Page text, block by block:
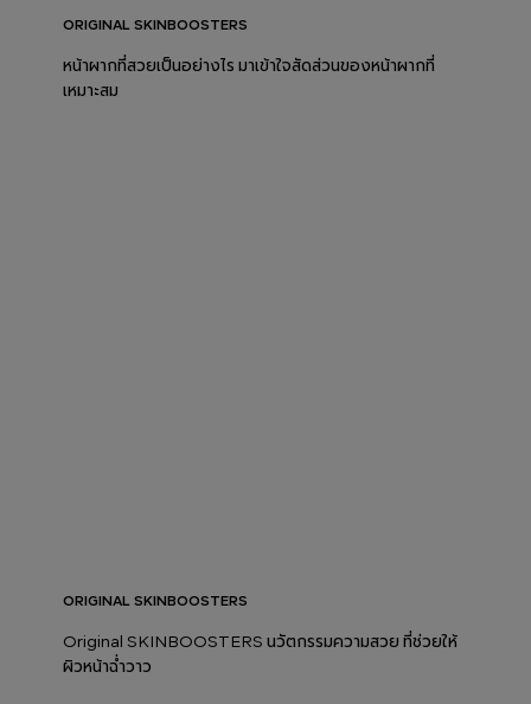
ORIGINAL SKINBOOSTERS
หน้าผากที่สวยเป็นอย่างไร มาเข้าใจสัดส่วนของหน้าผากที่
เหมาะสม
ORIGINAL SKINBOOSTERS
Original SKINBOOSTERS นวัตกรรมความสวย ที่ช่วยให้
ผิวหน้าฉ่ำวาว